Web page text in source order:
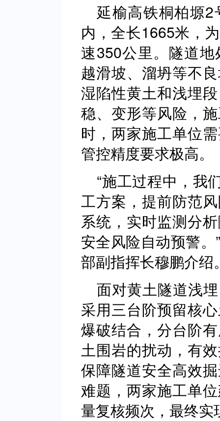
延榆高铁桐柏塬
内，全长1665米，
速350公里。隧道
越滑坡、溜坍等不
湿陷性黄土和浅埋
稳、变形等风险，
时，两家施工单位
管控精度要求极高。
“施工过程中，我
工方案，提前防范
系统，实时监测分
安全风险自动预警
部副指挥长穆鹏介绍
面对黄土隧道浅
采用三台阶预留核
爆破结合，分台阶
土围岩的扰动，有
保障隧道安全高效
难题，两家施工单
量复核频次，最终